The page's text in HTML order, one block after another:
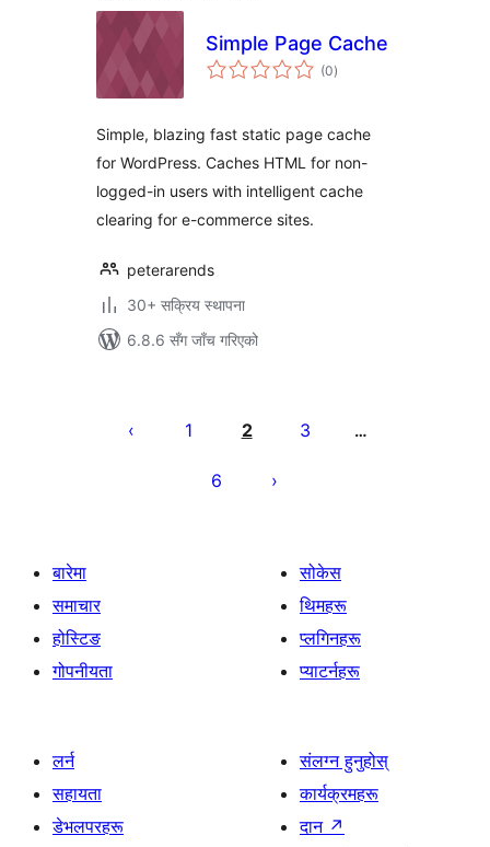
Simple Page Cache
(0कुल
रेटिङ्गहरू
)
Simple, blazing fast static page cache
for WordPress. Caches HTML for non-
logged-in users with intelligent cache
clearing for e-commerce sites.
peterarends
30+ सक्रिय स्थापना
6.8.6 सँग जाँच गरिएको
पृष्ठाङ्कन1 2 3 …
6
बारेमा
समाचार
होस्टिङ
गोपनीयता
सोकेस
थिमहरू
प्लगिनहरू
प्याटर्नहरू
लर्न
सहायता
डेभलपरहरू
संलग्न हुनुहोस्
कार्यक्रमहरू
दान ↗